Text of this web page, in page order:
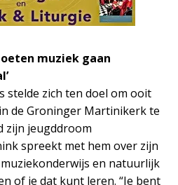
muziek gaan
stelde zich ten doel om ooit
de Groninger Martinikerk te
zijn jeugddroom
spreekt met hem over zijn
muziekonderwijs en natuurlijk
of je dat kunt leren. “Je bent